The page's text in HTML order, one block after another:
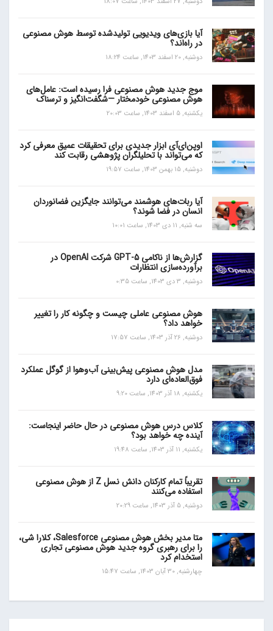
آیا بازی‌های ویدیویی تولیدشده توسط هوش مصنوعی
در راه‌اند؟
دوشنبه, 20 اسفند 1403, ساعت 18:24
موج جدید هوش مصنوعی فرا رسیده است: عامل‌های
هوش مصنوعی خودمختار —شگفت‌انگیز و ترسناک
یکشنبه, 5 اسفند 1403, ساعت 20:03
اوپن‌ای‌آی ابزار جدیدی برای تحقیقات عمیق معرفی کرد
که می‌تواند با تحلیلگران پژوهشی رقابت کند
دوشنبه, 15 بهمن 1403, ساعت 19:57
آیا ربات‌های هوشمند می‌توانند جایگزین فضانوردان
انسان در فضا شوند؟
سه شنبه, 11 دی 1403, ساعت 10:01
گزارش‌ها از ناکامی GPT-5 شرکت OpenAI در
برآورده‌سازی انتظارات
دوشنبه, 3 دی 1403, ساعت 0:35
هوش مصنوعی عاملی چیست و چگونه کار را تغییر
خواهد داد؟
دوشنبه, 26 آذر 1403, ساعت 17:57
مدل هوش مصنوعی پیش‌بینی آب‌و‌هوا از گوگل عملکرد
فوق‌العاده‌ای دارد
یکشنبه, 18 آذر 1403, ساعت 9:20
کلاس درس هوش مصنوعی در حال حاضر اینجاست:
آینده چه خواهد بود؟
یکشنبه, 11 آذر 1403, ساعت 19:48
تقریباً تمام کارکنان دانش نسل Z از هوش مصنوعی
استفاده می‌کنند
دوشنبه, 5 آذر 1403, ساعت 20:29
متا مدیر بخش هوش مصنوعی Salesforce، کلارا شی،
را برای رهبری گروه جدید هوش مصنوعی تجاری
استخدام کرد
چهارشنبه, 30 آبان 1403, ساعت 15:47